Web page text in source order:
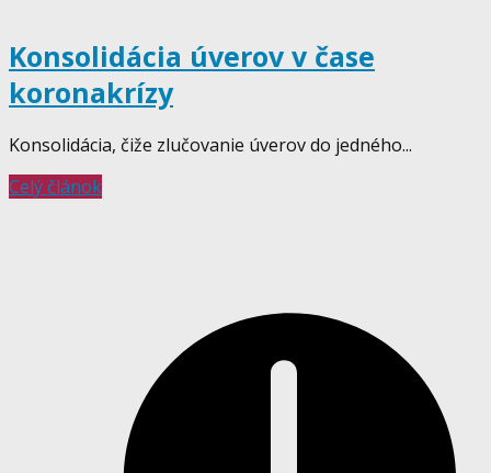
Konsolidácia úverov v čase
koronakrízy
Konsolidácia, čiže zlučovanie úverov do jedného...
Celý článok